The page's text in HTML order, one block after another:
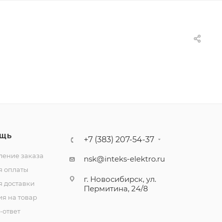
заказа
оплаты
доставки
на товар
+7 (383) 207-54-37
nsk@inteks-elektro.ru
г. Новосибирск, ул.
Пермитина, 24/8